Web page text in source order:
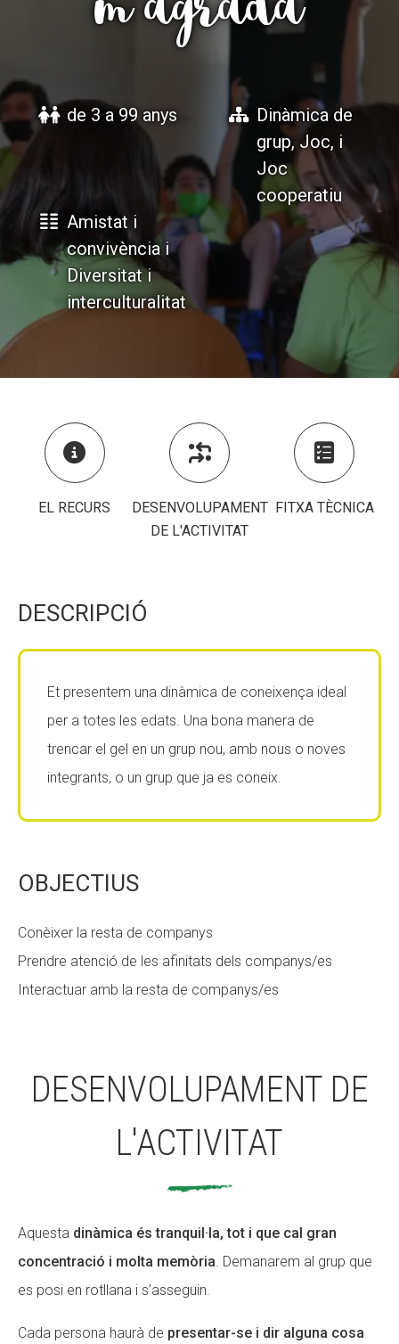
de 3 a 99 anys
Dinàmica de
grup, Joc, i
Joc
cooperatiu
Amistat i
convivència i
Diversitat i
interculturalitat

EL RECURS

DESENVOLUPAMENT
DE L'ACTIVITAT

FITXA TÈCNICA
DESCRIPCIÓ
Et presentem una dinàmica de coneixença ideal
per a totes les edats. Una bona manera de
trencar el gel en un grup nou, amb nous o noves
integrants, o un grup que ja es coneix.
OBJECTIUS
Conèixer la resta de companys
Prendre atenció de les afinitats dels companys/es
Interactuar amb la resta de companys/es
DESENVOLUPAMENT DE
L'ACTIVITAT
Aquesta dinàmica és tranquil·la, tot i que cal gran
concentració i molta memòria. Demanarem al grup que
es posi en rotllana i s’asseguin.
Cada persona haurà de presentar-se i dir alguna cosa
ACCIÓ SOCIAL I JOVES
ESPLAIS
SUPORT TERCER SECTOR
CONEIX FUNDESPLAI
La Fundació
L'equip
Memòria d'activitats
ACTUALITAT
Notícies
Fes un donatiu
ACCIÓ SOCIAL I JOVES
ESPLAIS
SUPORT TERCER SECTOR
CONEIX FUNDESPLAI
La Fundació
L'equip
Memòria d'activitats
ACTUALITAT
Notícies
Fes un donatiu